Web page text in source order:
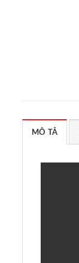
MÔ TẢ